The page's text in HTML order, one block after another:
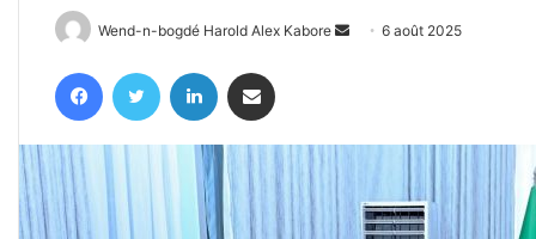
Wend-n-bogdé Harold Alex Kabore
Envoyer6 août 2025
FacebookTwitter Linkedin